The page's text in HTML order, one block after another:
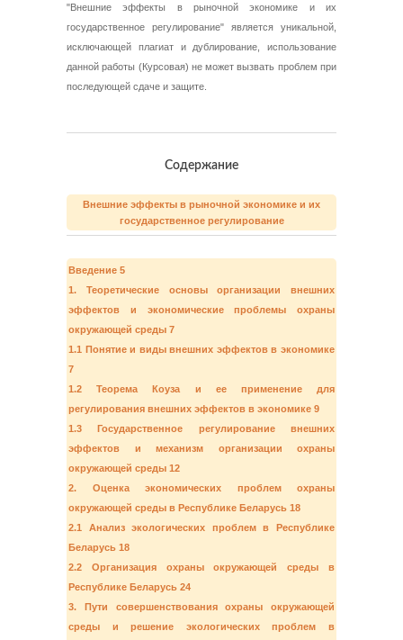
"Внешние эффекты в рыночной экономике и их
государственное регулирование" является уникальной,
исключающей плагиат и дублирование, использование
данной работы (Курсовая) не может вызвать проблем при
последующей сдаче и защите.
Содержание
Внешние эффекты в рыночной экономике и их
государственное регулирование
Введение 5
1. Теоретические основы организации внешних
эффектов и экономические проблемы охраны
окружающей среды 7
1.1 Понятие и виды внешних эффектов в экономике
7
1.2 Теорема Коуза и ее применение для
регулирования внешних эффектов в экономике 9
1.3 Государственное регулирование внешних
эффектов и механизм организации охраны
окружающей среды 12
2. Оценка экономических проблем охраны
окружающей среды в Республике Беларусь 18
2.1 Анализ экологических проблем в Республике
Беларусь 18
2.2 Организация охраны окружающей среды в
Республике Беларусь 24
3. Пути совершенствования охраны окружающей
среды и решение экологических проблем в